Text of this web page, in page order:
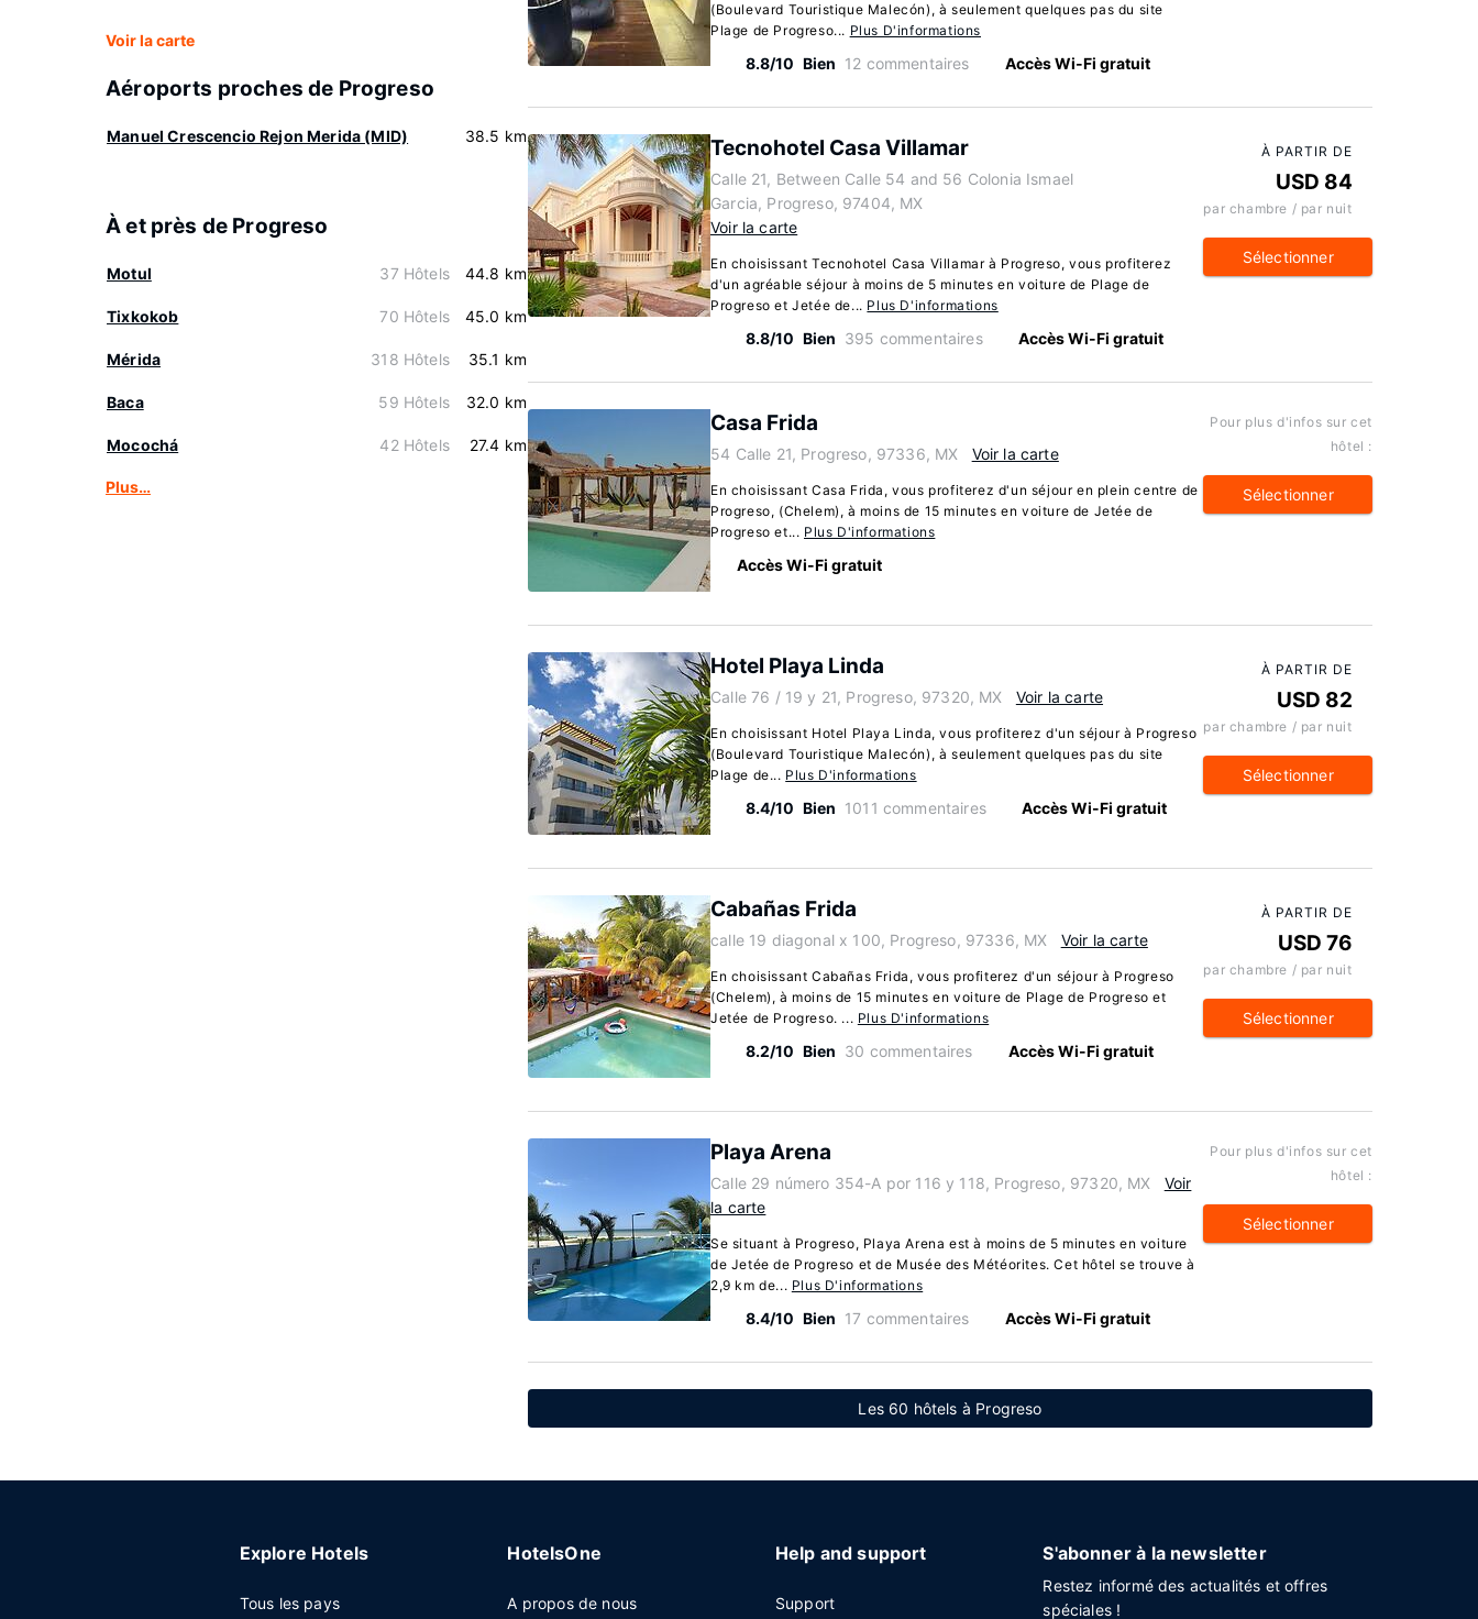
Voir la carte
Aéroports proches de Progreso
Manuel Crescencio Rejon Merida (MID) 38.5 km
À et près de Progreso
Motul 37 Hôtels 44.8 km
Tixkokob 70 Hôtels 45.0 km
Mérida 318 Hôtels 35.1 km
Baca 59 Hôtels 32.0 km
Mocochá 42 Hôtels 27.4 km
Plus…
(Boulevard Touristique Malecón), à seulement quelques pas du site
Plage de Progreso... Plus D'informations
8.8/10 Bien 12 commentaires Accès Wi-Fi gratuit
Tecnohotel Casa Villamar
Calle 21, Between Calle 54 and 56 Colonia Ismael
Garcia, Progreso, 97404, MX
Voir la carte
En choisissant Tecnohotel Casa Villamar à Progreso, vous profiterez
d'un agréable séjour à moins de 5 minutes en voiture de Plage de
Progreso et Jetée de... Plus D'informations
8.8/10 Bien 395 commentaires Accès Wi-Fi gratuit
À PARTIR DE
USD 84
par chambre / par nuit
Sélectionner
Casa Frida
54 Calle 21, Progreso, 97336, MX Voir la carte
En choisissant Casa Frida, vous profiterez d'un séjour en plein centre de
Progreso, (Chelem), à moins de 15 minutes en voiture de Jetée de
Progreso et... Plus D'informations
Accès Wi-Fi gratuit
Pour plus d'infos sur cet
hôtel :
Sélectionner
Hotel Playa Linda
Calle 76 / 19 y 21, Progreso, 97320, MX Voir la carte
En choisissant Hotel Playa Linda, vous profiterez d'un séjour à Progreso
(Boulevard Touristique Malecón), à seulement quelques pas du site
Plage de... Plus D'informations
8.4/10 Bien 1011 commentaires Accès Wi-Fi gratuit
À PARTIR DE
USD 82
par chambre / par nuit
Sélectionner
Cabañas Frida
calle 19 diagonal x 100, Progreso, 97336, MX Voir la carte
En choisissant Cabañas Frida, vous profiterez d'un séjour à Progreso
(Chelem), à moins de 15 minutes en voiture de Plage de Progreso et
Jetée de Progreso. ... Plus D'informations
8.2/10 Bien 30 commentaires Accès Wi-Fi gratuit
À PARTIR DE
USD 76
par chambre / par nuit
Sélectionner
Playa Arena
Calle 29 número 354-A por 116 y 118, Progreso, 97320, MX
Voir
la carte
Se situant à Progreso, Playa Arena est à moins de 5 minutes en voiture
de Jetée de Progreso et de Musée des Météorites. Cet hôtel se trouve à
2,9 km de... Plus D'informations
8.4/10 Bien 17 commentaires Accès Wi-Fi gratuit
Pour plus d'infos sur cet
hôtel :
Sélectionner
Les 60 hôtels à Progreso
Explore Hotels
Tous les pays
HotelsOne
A propos de nous
Help and support
Support
S'abonner à la newsletter
Restez informé des actualités et offres
spéciales !